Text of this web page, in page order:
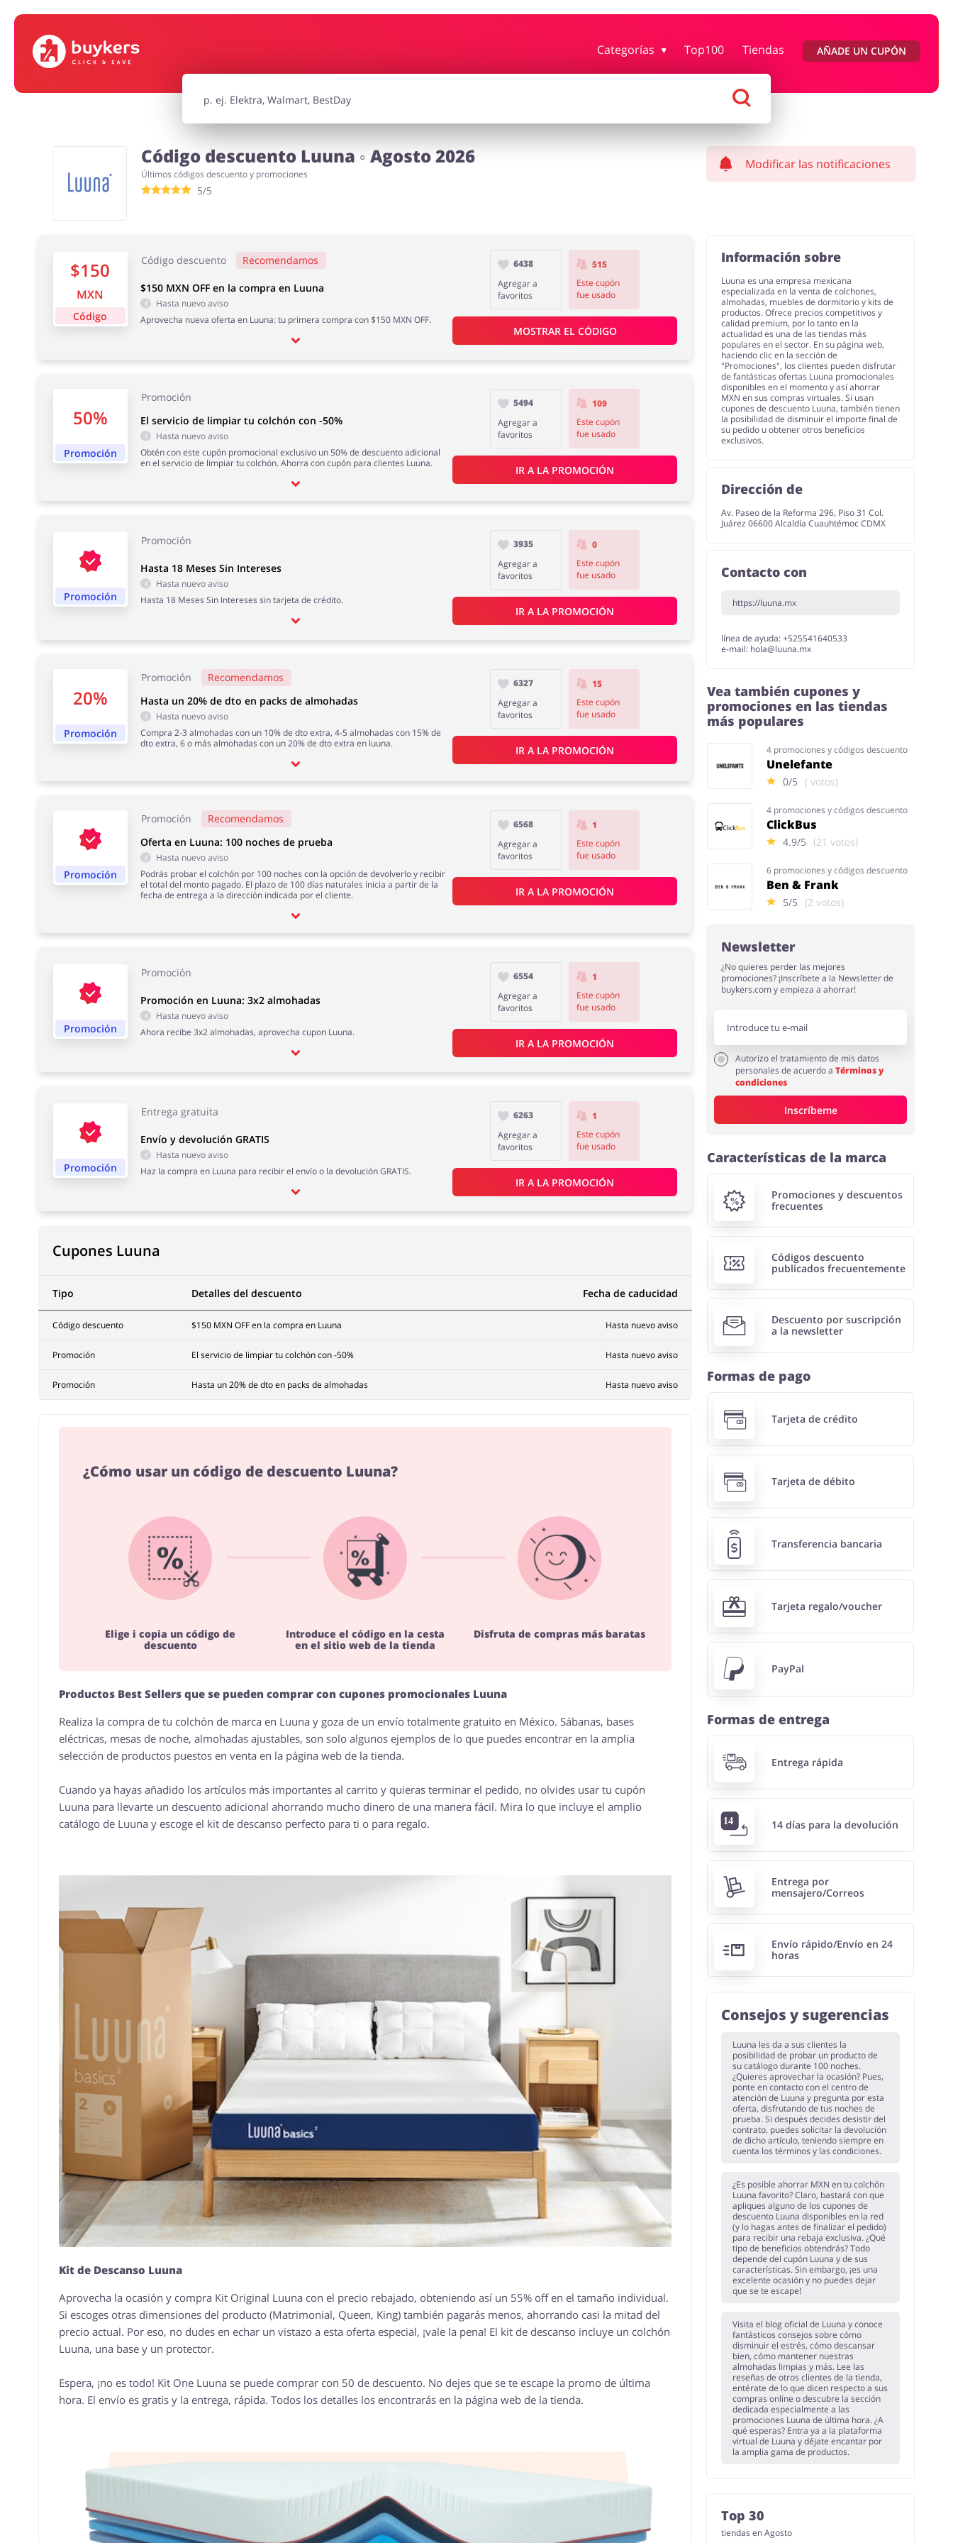
Categorías Top100 Tiendas AÑADE UN CUPÓN
Supermercado Moda Megatiendas
Motorización
Código descuento Luuna ◦ Agosto 2026
Últimos códigos descuento y promociones
5/5
Modificar las notificaciones
$150
MXN
Código
Código descuento Recomendamos
$150 MXN OFF en la compra en Luuna
Aprovecha nueva oferta en Luuna: tu primera compra con $150 MXN OFF.
Hasta nuevo aviso
6438
Agregar a
favoritos
515
Este cupón
fue usado
MOSTRAR EL CÓDIGO
50%
Promoción
Promoción
El servicio de limpiar tu colchón con -50%
Obtén con este cupón promocional exclusivo un 50% de descuento adicional
en el servicio de limpiar tu colchón. Ahorra con cupón para clientes Luuna.
Hasta nuevo aviso
5494
Agregar a
favoritos
109
Este cupón
fue usado
IR A LA PROMOCIÓN
Promoción
Promoción
Hasta 18 Meses Sin Intereses
Hasta 18 Meses Sin Intereses sin tarjeta de crédito.
Hasta nuevo aviso
3935
Agregar a
favoritos
0
Este cupón
fue usado
IR A LA PROMOCIÓN
20%
Promoción
Promoción
Recomendamos
Hasta un 20% de dto en packs de almohadas
Compra 2-3 almohadas con un 10% de dto extra, 4-5 almohadas con 15% de
dto extra, 6 o más almohadas con un 20% de dto extra en luuna.
Hasta nuevo aviso
6327
Agregar a
favoritos
15
Este cupón
fue usado
IR A LA PROMOCIÓN
Promoción
Promoción
Recomendamos
Oferta en Luuna: 100 noches de prueba
Podrás probar el colchón por 100 noches con la opción de devolverlo y recibir
el total del monto pagado. El plazo de 100 días naturales inicia a partir de la
fecha de entrega a la dirección indicada por el cliente.
Hasta nuevo aviso
6568
Agregar a
favoritos
1
Este cupón
fue usado
IR A LA PROMOCIÓN
Promoción
Promoción
Promoción en Luuna: 3x2 almohadas
Ahora recibe 3x2 almohadas, aprovecha cupon Luuna.
Hasta nuevo aviso
6554
Agregar a
favoritos
1
Este cupón
fue usado
IR A LA PROMOCIÓN
Promoción
Entrega gratuita
Envío y devolución GRATIS
Haz la compra en Luuna para recibir el envío o la devolución GRATIS.
Hasta nuevo aviso
6263
Agregar a
favoritos
1
Este cupón
fue usado
IR A LA PROMOCIÓN
Cupones Luuna
Tipo Detalles del descuento Fecha de caducidad
Código descuento $150 MXN OFF en la compra en Luuna Hasta nuevo aviso
Promoción El servicio de limpiar tu colchón con -50% Hasta nuevo aviso
Promoción Hasta un 20% de dto en packs de almohadas Hasta nuevo aviso
¿Cómo usar un código de descuento Luuna?
Elige i copia un código de
descuento
Introduce el código en la cesta
en el sitio web de la tienda
Disfruta de compras más baratas
Productos Best Sellers que se pueden comprar con cupones promocionales Luuna
Realiza la compra de tu colchón de marca en Luuna y goza de un envío totalmente gratuito en México. Sábanas, bases
eléctricas, mesas de noche, almohadas ajustables, son solo algunos ejemplos de lo que puedes encontrar en la amplia
selección de productos puestos en venta en la página web de la tienda.
Cuando ya hayas añadido los artículos más importantes al carrito y quieras terminar el pedido, no olvides usar tu cupón
Luuna para llevarte un descuento adicional ahorrando mucho dinero de una manera fácil. Mira lo que incluye el amplio
catálogo de Luuna y escoge el kit de descanso perfecto para ti o para regalo.
Kit de Descanso Luuna
Aprovecha la ocasión y compra Kit Original Luuna con el precio rebajado, obteniendo así un 55% off en el tamaño individual.
Si escoges otras dimensiones del producto (Matrimonial, Queen, King) también pagarás menos, ahorrando casi la mitad del
precio actual. Por eso, no dudes en echar un vistazo a esta oferta especial, ¡vale la pena! El kit de descanso incluye un colchón
Luuna, una base y un protector.
Espera, ¡no es todo! Kit One Luuna se puede comprar con 50 de descuento. No dejes que se te escape la promo de última
hora. El envío es gratis y la entrega, rápida. Todos los detalles los encontrarás en la página web de la tienda.
Información sobre
Luuna es una empresa mexicana
especializada en la venta de colchones,
almohadas, muebles de dormitorio y kits de
productos. Ofrece precios competitivos y
calidad premium, por lo tanto en la
actualidad es una de las tiendas más
populares en el sector. En su página web,
haciendo clic en la sección de
"Promociones", los clientes pueden disfrutar
de fantásticas ofertas Luuna promocionales
disponibles en el momento y así ahorrar
MXN en sus compras virtuales. Si usan
cupones de descuento Luuna, también tienen
la posibilidad de disminuir el importe final de
su pedido u obtener otros beneficios
exclusivos.
Dirección de
Av. Paseo de la Reforma 296, Piso 31 Col.
Juárez 06600 Alcaldía Cuauhtémoc CDMX
Contacto con
https://luuna.mx
línea de ayuda: +525541640533
e-mail: hola@luuna.mx
Vea también cupones y
promociones en las tiendas
más populares
4 promociones y códigos descuento
Unelefante
0/5 ( votos)
4 promociones y códigos descuento
ClickBus
4.9/5 (21 votos)
6 promociones y códigos descuento
Ben & Frank
5/5 (2 votos)
Newsletter
¿No quieres perder las mejores
promociones? ¡Inscríbete a la Newsletter de
buykers.com y empieza a ahorrar!
Autorizo el tratamiento de mis datos
personales de acuerdo aTérminos y
condiciones
Inscríbeme
Características de la marca
Promociones y descuentos
frecuentes
Códigos descuento
publicados frecuentemente
Descuento por suscripción
a la newsletter
Formas de pago
Tarjeta de crédito
Tarjeta de débito
Transferencia bancaria
Tarjeta regalo/voucher
PayPal
Formas de entrega
Entrega rápida
14 días para la devolución
Entrega por
mensajero/Correos
Envío rápido/Envío en 24
horas
Consejos y sugerencias
Luuna les da a sus clientes la
posibilidad de probar un producto de
su catálogo durante 100 noches.
¿Quieres aprovechar la ocasión? Pues,
ponte en contacto con el centro de
atención de Luuna y pregunta por esta
oferta, disfrutando de tus noches de
prueba. Si después decides desistir del
contrato, puedes solicitar la devolución
de dicho artículo, teniendo siempre en
cuenta los términos y las condiciones.
¿Es posible ahorrar MXN en tu colchón
Luuna favorito? Claro, bastará con que
apliques alguno de los cupones de
descuento Luuna disponibles en la red
(y lo hagas antes de finalizar el pedido)
para recibir una rebaja exclusiva. ¿Qué
tipo de beneficios obtendrás? Todo
depende del cupón Luuna y de sus
características. Sin embargo, ¡es una
excelente ocasión y no puedes dejar
que se te escape!
Visita el blog oficial de Luuna y conoce
fantásticos consejos sobre cómo
disminuir el estrés, cómo descansar
bien, cómo mantener nuestras
almohadas limpias y más. Lee las
reseñas de otros clientes de la tienda,
entérate de lo que dicen respecto a sus
compras online o descubre la sección
dedicada especialmente a las
promociones Luuna de última hora. ¿A
qué esperas? Entra ya a la plataforma
virtual de Luuna y déjate encantar por
la amplia gama de productos.
Top 30
tiendas en Agosto